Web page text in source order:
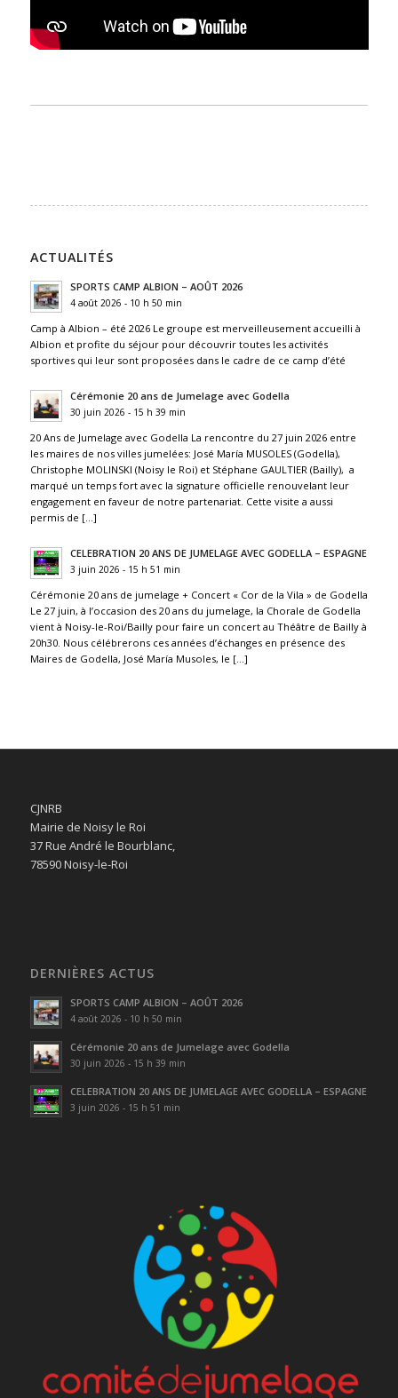
ACTUALITÉS
SPORTS CAMP ALBION – AOÛT 2026
4 août 2026 - 10 h 50 min
Camp à Albion – été 2026 Le groupe est merveilleusement accueilli à
Albion et profite du séjour pour découvrir toutes les activités
sportives qui leur sont proposées dans le cadre de ce camp d’été
Cérémonie 20 ans de Jumelage avec Godella
30 juin 2026 - 15 h 39 min
20 Ans de Jumelage avec Godella La rencontre du 27 juin 2026 entre
les maires de nos villes jumelées: José María MUSOLES (Godella),
Christophe MOLINSKI (Noisy le Roi) et Stéphane GAULTIER (Bailly), a
marqué un temps fort avec la signature officielle renouvelant leur
engagement en faveur de notre partenariat. Cette visite a aussi
permis de […]
CELEBRATION 20 ANS DE JUMELAGE AVEC GODELLA – ESPAGNE
3 juin 2026 - 15 h 51 min
Cérémonie 20 ans de jumelage + Concert « Cor de la Vila » de Godella
Le 27 juin, à l’occasion des 20 ans du jumelage, la Chorale de Godella
vient à Noisy-le-Roi/Bailly pour faire un concert au Théâtre de Bailly à
20h30. Nous célébrerons ces années d’échanges en présence des
Maires de Godella, José María Musoles, le […]
CJNRB
Mairie de Noisy le Roi
37 Rue André le Bourblanc,
78590 Noisy-le-Roi
DERNIÈRES ACTUS
SPORTS CAMP ALBION – AOÛT 2026
4 août 2026 - 10 h 50 min
Cérémonie 20 ans de Jumelage avec Godella
30 juin 2026 - 15 h 39 min
CELEBRATION 20 ANS DE JUMELAGE AVEC GODELLA – ESPAGNE
3 juin 2026 - 15 h 51 min